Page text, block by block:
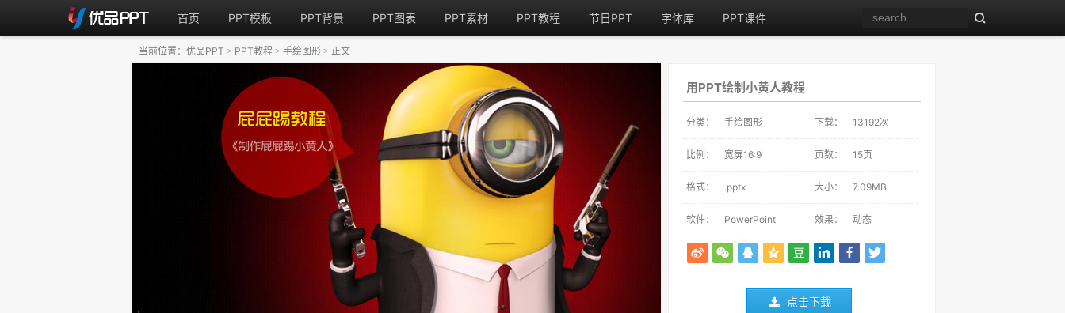
首页 PPT模板 PPT背景 PPT图表 PPT素材 PPT教程 节日PPT 字体库 PPT课件
用PPT绘制小黄人教程
分类： 手绘图形 下载： 13192次
比例： 宽屏16:9 页数： 15页
格式： .pptx 大小： 7.09MB
软件： PowerPoint 效果： 动态
点击下载
当前位置： 优品PPT > PPT教程 > 手绘图形 > 正文